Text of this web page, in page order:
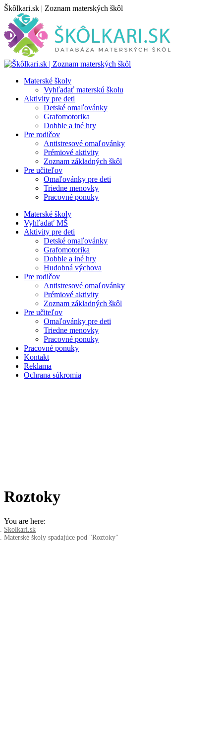
Skip
content
Škôlkari.sk | Zoznam materských škôl
Materské školy
Vyhľadať materskú školu
Aktivity pre deti
Detské omaľovánky
Grafomotorika
Dobble a iné hry
Pre rodičov
Antistresové omaľovánky
Prémiové aktivity
Zoznam základných škôl
Pre učiteľov
Omaľovánky pre deti
Triedne menovky
Pracovné ponuky
Materské školy
Vyhľadať MŠ
Aktivity pre deti
Detské omaľovánky
Grafomotorika
Dobble a iné hry
Hudobná výchova
Pre rodičov
Antistresové omaľovánky
Prémiové aktivity
Zoznam základných škôl
Pre učiteľov
Omaľovánky pre deti
Triedne menovky
Pracovné ponuky
Pracovné ponuky
Kontakt
Reklama
Ochrana súkromia
Roztoky
You are here:
Skolkari.sk
Materské školy spadajúce pod "Roztoky"